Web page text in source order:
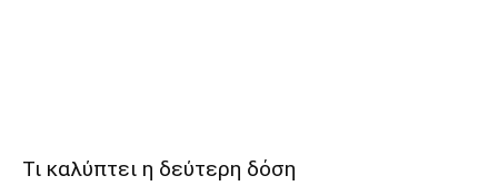
Τι καλύπτει η δεύτερη δόση